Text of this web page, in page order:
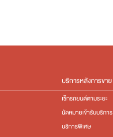
บริการหลังการขาย
เช็กรถยนต์ตามระยะ
นัดหมายเข้ารับบริการ
บริการพิเศษ